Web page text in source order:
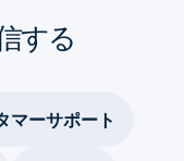
する
マーサポート